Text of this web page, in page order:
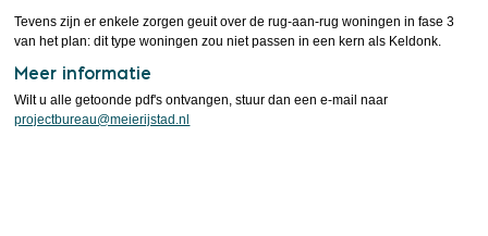
Tevens zijn er enkele zorgen geuit over de rug-aan-rug woningen in fase 3
van het plan: dit type woningen zou niet passen in een kern als Keldonk.
Meer informatie
Wilt u alle getoonde pdf's ontvangen, stuur dan een e-mail naar
projectbureau@meierijstad.nl